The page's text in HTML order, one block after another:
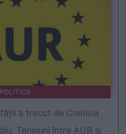
POLITICA
a trecut de Comisia
Tensiuni între AUR și